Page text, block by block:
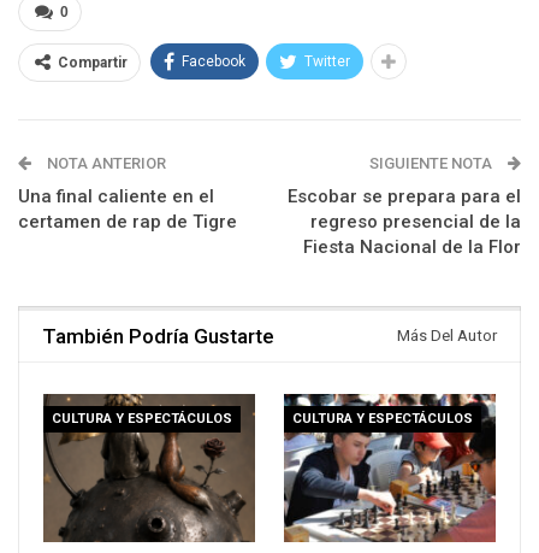
0
Compartir Facebook Twitter
NOTA ANTERIOR
Una final caliente en el
certamen de rap de Tigre
SIGUIENTE NOTA
Escobar se prepara para el
regreso presencial de la
Fiesta Nacional de la Flor
También Podría Gustarte Más Del Autor
CULTURA Y ESPECTÁCULOS CULTURA Y ESPECTÁCULOS